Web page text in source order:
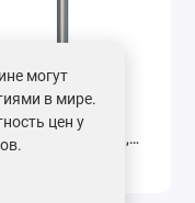
вытяжная
А/А2 со
бортиком,
мм
могут
в мире.
цен у